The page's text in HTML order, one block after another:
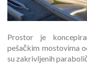
Prostor je
pešačkim mostovima
su zakrivljenih